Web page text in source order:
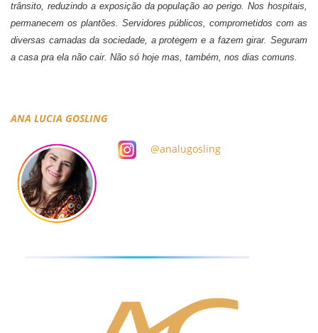
trânsito, reduzindo a exposição da população ao perigo. Nos hospitais,
permanecem os plantões. Servidores públicos, comprometidos com as
diversas camadas da sociedade, a protegem e a fazem girar. Seguram
a casa pra ela não cair. Não só hoje mas, também, nos dias comuns.
ANA LUCIA GOSLING
@analugosling